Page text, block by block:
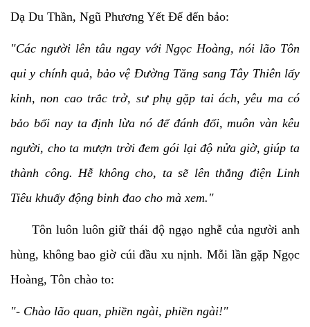
Dạ Du Thần, Ngũ Phương Yết Đế đến bảo:
"Các người lên tâu ngay với Ngọc Hoàng, nói lão Tôn
qui y chính quả, bảo vệ Đường Tăng sang Tây Thiên lấy
kinh, non cao trắc trở, sư phụ gặp tai ách, yêu ma có
bảo bối nay ta định lừa nó để đánh đổi, muôn vàn kêu
người, cho ta mượn trời đem gói lại độ nửa giờ, giúp ta
thành công. Hễ không cho, ta sẽ lên thẳng điện Linh
Tiêu khuấy động binh đao cho mà xem."
Tôn luôn luôn giữ thái độ ngạo nghễ của người anh
hùng, không bao giờ cúi đầu xu nịnh. Mỗi lần gặp Ngọc
Hoàng, Tôn chào to:
"- Chào lão quan, phiền ngài, phiền ngài!"